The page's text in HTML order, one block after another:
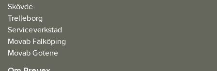
Skövde
Trelleborg
Serviceverkstad
Movab Falköping
Movab Götene